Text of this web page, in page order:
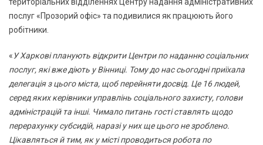
послуг «Прозорий офіс» та подивилися як працюють його
робітники.
« У Харкові планують відкрити Центри по наданню соціальних
послуг, які вже діють у Вінниці. Тому до нас сьогодні приїхала
делегація з цього міста, щоб перейняти досвід. Це 16 людей,
серед яких керівники управлінь соціального захисту, голови
адміністрацій та інші. Чимало питань гості ставлять щодо
перерахунку субсидій, наразі у них ще цього не зроблено.
Цікавляться й тим, як у місті проводиться робота по